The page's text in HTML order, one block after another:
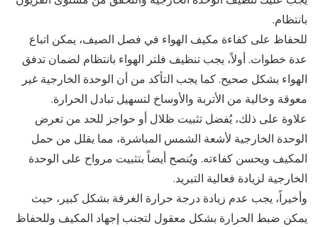
بانتظام.
للحفاظ على كفاءة مكيف الهواء في فصل الصيف، يمكن اتباع
عدة خطوات. أولاً، يجب تنظيف فلتر الهواء بانتظام لضمان تدفق
الهواء بشكل صحيح. كما يجب التأكد من أن الوحدة الخارجية غير
معوقة وخالية من الأتربة والأوساخ لتسهيل تبادل الحرارة.
علاوة على ذلك، يُفضل تثبيت ظلال أو حواجز للحد من تعرض
الوحدة الخارجية لأشعة الشمس المباشرة، مما يقلل من حمل
المكيف ويحسن كفاءته. ويُنصح أيضاً بتثبيت مرواح على الوحدة
الخارجية لزيادة فعالية التبريد.
وأخيراً، يجب عدم زيادة درجة حرارة الغرفة بشكل كبير، حيث
يمكن ضبط الحرارة بشكل معقول لتجنب إجهاد المكيف وللحفاظ